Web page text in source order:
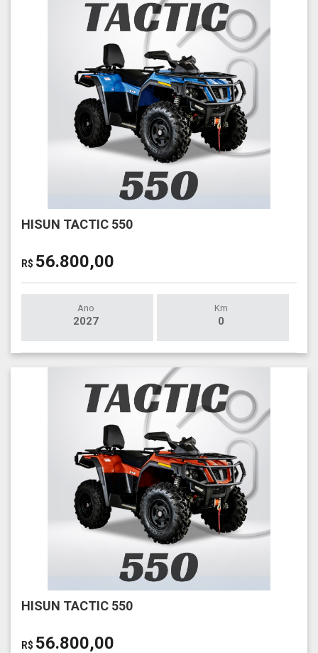
HISUN TACTIC 550
R$ 56.800,00
Ano
2027
Km
0
HISUN TACTIC 550
R$ 56.800,00